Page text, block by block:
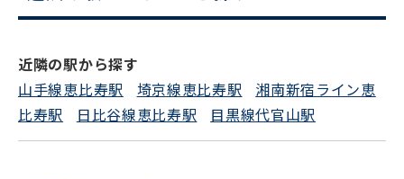
平日 9:00〜18:00
近隣の駅から探す
山手線恵比寿駅
埼京線恵比寿駅
湘南新宿ライン恵
比寿駅
日比谷線恵比寿駅 目黒線代官山駅